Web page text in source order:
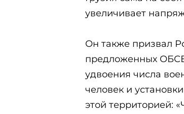
увеличивает
Он также призвал
предложенных
удвоения числа
человек и
этой территорией: